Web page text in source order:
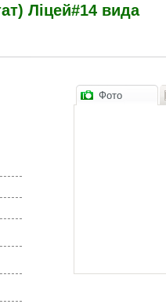
Ліцей#14 вида
Фото